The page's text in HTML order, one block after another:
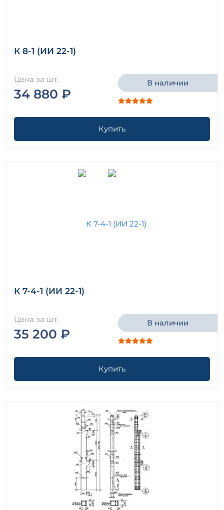
К 8-1 (ИИ 22-1)
Цена за шт.
34 880 ₽
В наличии
Купить
К 7-4-1 (ИИ 22-1)
Цена за шт.
35 200 ₽
В наличии
Купить